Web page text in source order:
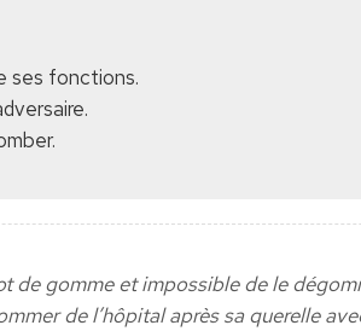
ses fonctions.
de gomme et impossible de le
de l’hôpital après sa querelle